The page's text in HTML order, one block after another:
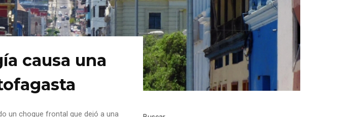
causa una
un choque frontal que dejó a una